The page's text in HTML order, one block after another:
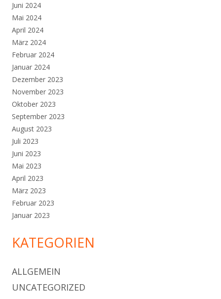
Juni 2024
Mai 2024
April 2024
März 2024
Februar 2024
Januar 2024
Dezember 2023
November 2023
Oktober 2023
September 2023
August 2023
Juli 2023
Juni 2023
Mai 2023
April 2023
März 2023
Februar 2023
Januar 2023
KATEGORIEN
ALLGEMEIN
UNCATEGORIZED